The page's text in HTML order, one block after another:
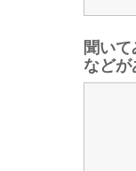
聞い
など